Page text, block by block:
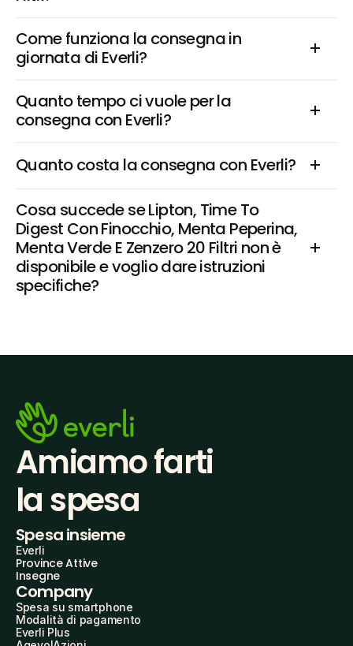
Come funziona la consegna in
giornata di Everli?
Quanto tempo ci vuole per la
consegna con Everli?
Quanto costa la consegna con Everli?
Cosa succede se Lipton, Time To
Digest Con Finocchio, Menta Peperina,
Menta Verde E Zenzero 20 Filtri non è
disponibile e voglio dare istruzioni
specifiche?
Amiamo farti
la spesa
Spesa insieme
Everli
Province Attive
Insegne
Company
Spesa su smartphone
Modalità di pagamento
Everli Plus